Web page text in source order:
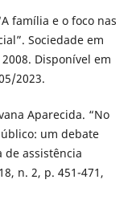
família e o foco nas
Sociedade em
Disponível em
2023.
Aparecida. “No
um debate
assistência
n. 2, p. 451-471,